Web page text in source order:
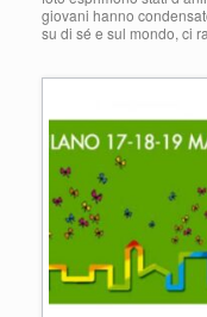
giovani hanno
su di sé e sul mondo, ci